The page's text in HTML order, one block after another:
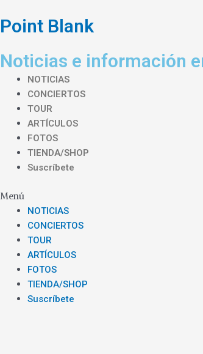
al
contenido
Point Blank
Noticias e información
NOTICIAS
CONCIERTOS
TOUR
ARTÍCULOS
FOTOS
TIENDA/SHOP
Suscríbete
Menú
NOTICIAS
CONCIERTOS
TOUR
ARTÍCULOS
FOTOS
TIENDA/SHOP
Suscríbete